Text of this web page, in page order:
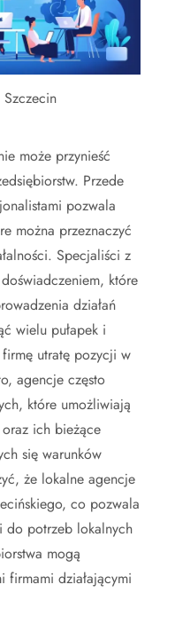
może przynieść
Przede
pozwala
można przeznaczyć
Specjaliści z
które
działań
wielu pułapek i
utratę pozycji w
agencje często
które umożliwiają
ich bieżące
się warunków
że lokalne agencje
co pozwala
do potrzeb lokalnych
mogą
firmami działającymi